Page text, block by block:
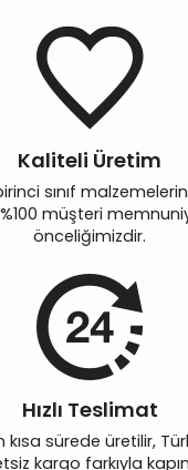
Kaliteli Üretim
sınıf malzemelerin
müşteri
önceliğimizdir.
Hızlı Teslimat
kısa sürede üretilir,
kargo farkıyla